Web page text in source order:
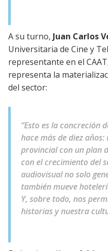
A su turno, Juan Carlos
Universitaria de Cine y
representante en el
representa la
del sector:
“Esto es la concreción
hace más de diez
provincial con un plan
con el crecimiento del
audiovisual no solo
también mueve
Y, sobre todo, nos
historias y nuestra